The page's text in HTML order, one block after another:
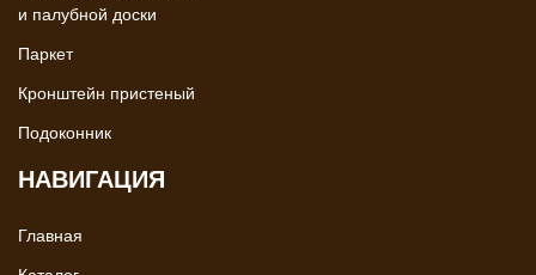
и палубной доски
Паркет
Кронштейн пристеный
Подоконник
НАВИГАЦИЯ
Главная